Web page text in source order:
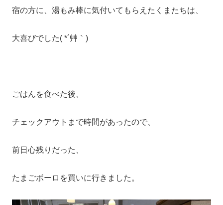
宿の方に、湯もみ棒に気付いてもらえたくまたちは、
大喜びでした( *´艸｀)
ごはんを食べた後、
チェックアウトまで時間があったので、
前日心残りだった、
たまごボーロを買いに行きました。